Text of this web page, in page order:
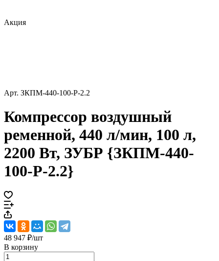
Акция
Арт. ЗКПМ-440-100-Р-2.2
Компрессор воздушный
ременной, 440 л/мин, 100 л,
2200 Вт, ЗУБР {ЗКПМ-440-
100-Р-2.2}
48 947 ₽/шт
В корзину